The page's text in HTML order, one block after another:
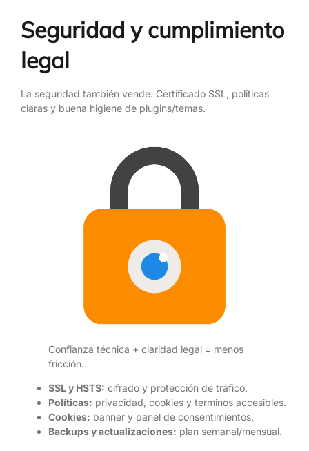
Seguridad y cumplimiento
legal
La seguridad también vende. Certificado SSL, políticas
claras y buena higiene de plugins/temas.
Confianza técnica + claridad legal = menos
fricción.
SSL y HSTS: cifrado y protección de tráfico.
Políticas: privacidad, cookies y términos accesibles.
Cookies: banner y panel de consentimientos.
Backups y actualizaciones: plan semanal/mensual.